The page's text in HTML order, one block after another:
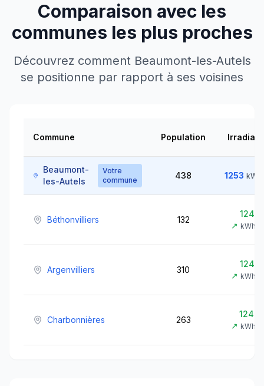
Comparaison avec les
communes les plus proches
Découvrez comment Beaumont-les-Autels
se positionne par rapport à ses voisines
Commune Population
Beaumont-
les-Autels
Votre
commune
438 1253
Béthonvilliers 132
1245
↗ kWh/
Argenvilliers 310
1245
↗ kWh/
Charbonnières 263
1244
↗ kWh/